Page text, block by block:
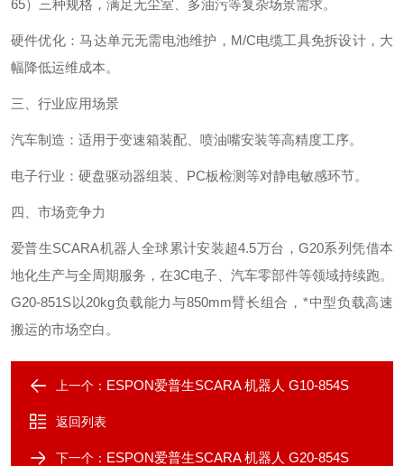
65）三种规格，满足无尘室、多油污等复杂场景需求。
硬件优化‌：马达单元无需电池维护，M/C电缆工具免拆设计，大
幅降低运维成本。
三、行业应用场景‌
汽车制造‌：适用于变速箱装配、喷油嘴安装等高精度工序。
电子行业‌：硬盘驱动器组装、PC板检测等对静电敏感环节。
四、市场竞争力‌
爱普生SCARA机器人全球累计安装超4.5万台，G20系列凭借本
地化生产与全周期服务，在3C电子、汽车零部件等领域持续跑。
G20-851S以20kg负载能力与850mm臂长组合，*中型负载高速
搬运的市场空白。
上一个： ESPON爱普生SCARA 机器人 G10-854S
返回列表
下一个： ESPON爱普生SCARA 机器人 G20-854S